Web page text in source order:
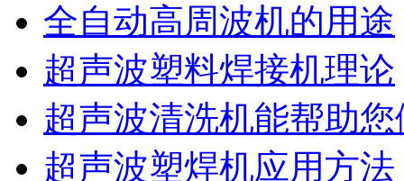
全自动高周波机的用途
超声波塑料焊接机理论
超声波清洗机能帮助
超声波塑焊机应用方法